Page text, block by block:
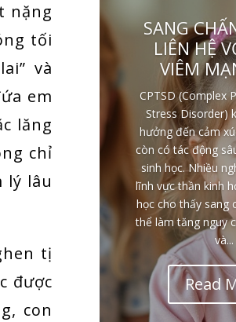
nặng
tối
và
em
lăng
chỉ
lý lâu
tị
được
con
SANG
LIÊN HỆ
VIÊM
CPTSD (Complex
Stress Disorder)
hưởng đến cảm
còn có tác động
sinh học. Nhiều
lĩnh vực thần kinh
học cho thấy sang
thể làm tăng nguy
và...
Read